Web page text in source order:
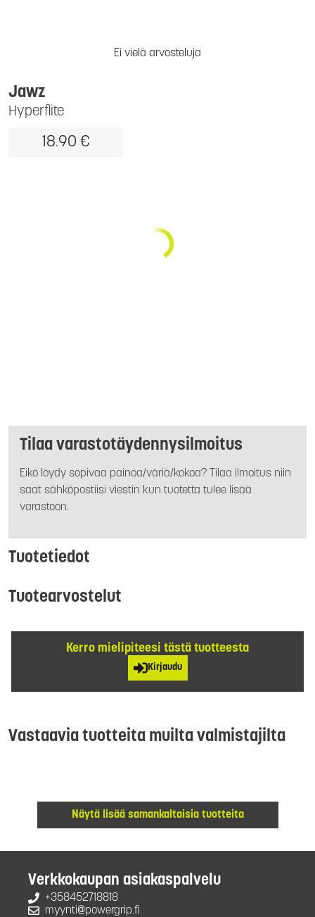
Ei vielä arvosteluja
Hyperflite
Jawz
18.90 €
Tilaa varastotäydennysilmoitus
Eikö löydy sopivaa painoa/väriä/kokoa? Tilaa ilmoitus niin
saat sähköpostiisi viestin kun tuotetta tulee lisää
varastoon.
Tuotetiedot
Tuotearvostelut
Kerro mielipiteesi tästä tuotteesta
Kirjaudu
Vastaavia tuotteita muilta valmistajilta
Näytä lisää samankaltaisia tuotteita
Verkkokaupan asiakaspalvelu
+358452718818
myynti@powergrip.fi